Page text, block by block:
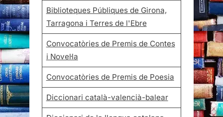
Biblioteques Públiques de Girona,
Tarragona i Terres de l'Ebre
Convocatòries de Premis de Contes
i Novel·la
Convocatòries de Premis de Poesia
Diccionari català-valencià-balear